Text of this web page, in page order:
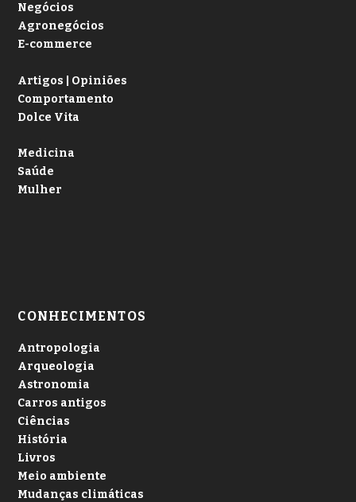
Negócios
Agronegócios
E-commerce
Artigos | Opiniões
Comportamento
Dolce Vita
Medicina
Saúde
Mulher
CONHECIMENTOS
Antropologia
Arqueologia
Astronomia
Carros antigos
Ciências
História
Livros
Meio ambiente
Mudanças climáticas